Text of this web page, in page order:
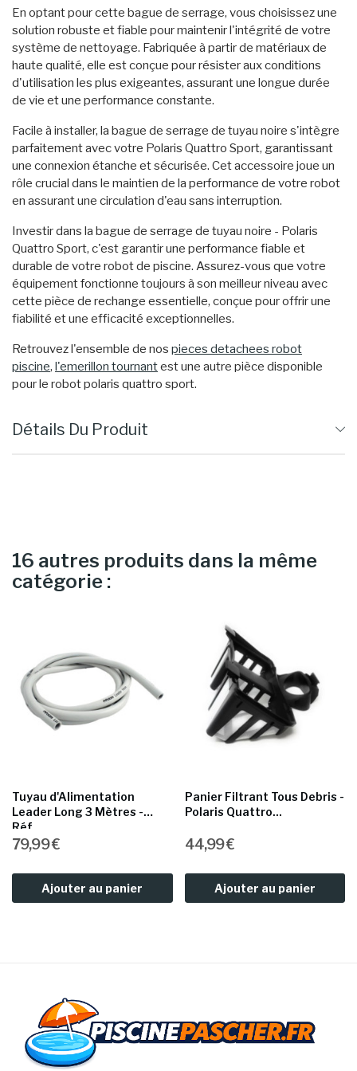
En optant pour cette bague de serrage, vous choisissez une
solution robuste et fiable pour maintenir l'intégrité de votre
système de nettoyage. Fabriquée à partir de matériaux de
haute qualité, elle est conçue pour résister aux conditions
d'utilisation les plus exigeantes, assurant une longue durée
de vie et une performance constante.
Facile à installer, la bague de serrage de tuyau noire s'intègre
parfaitement avec votre Polaris Quattro Sport, garantissant
une connexion étanche et sécurisée. Cet accessoire joue un
rôle crucial dans le maintien de la performance de votre robot
en assurant une circulation d'eau sans interruption.
Investir dans la bague de serrage de tuyau noire - Polaris
Quattro Sport, c'est garantir une performance fiable et
durable de votre robot de piscine. Assurez-vous que votre
équipement fonctionne toujours à son meilleur niveau avec
cette pièce de rechange essentielle, conçue pour offrir une
fiabilité et une efficacité exceptionnelles.
Retrouvez l'ensemble de nos pieces detachees robot
piscine, l'emerillon tournantest une autre pièce disponible
pour le robot polaris quattro sport.
Détails Du Produit
16 autres produits dans la même
catégorie :
Tuyau d'Alimentation
Leader Long 3 Mètres -
Réf...
79,99 €
Ajouter au panier
Panier Filtrant Tous Debris -
Polaris Quattro...
44,99 €
Ajouter au panier